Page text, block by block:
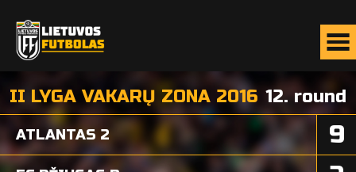
II LYGA VAKARŲ ZONA 2016 12. round
9
ATLANTAS 2